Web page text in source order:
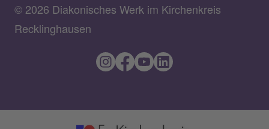
© 2026 Diakonisches Werk im Kirchenkreis
Recklinghausen